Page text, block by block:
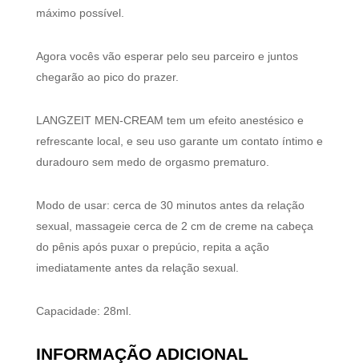
máximo possível.
Agora vocês vão esperar pelo seu parceiro e juntos
chegarão ao pico do prazer.
LANGZEIT MEN-CREAM tem um efeito anestésico e
refrescante local, e seu uso garante um contato íntimo e
duradouro sem medo de orgasmo prematuro.
Modo de usar: cerca de 30 minutos antes da relação
sexual, massageie cerca de 2 cm de creme na cabeça
do pênis após puxar o prepúcio, repita a ação
imediatamente antes da relação sexual.
Capacidade: 28ml.
INFORMAÇÃO ADICIONAL